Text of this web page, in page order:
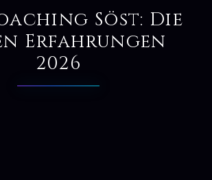
Söst: Die
Erfahrungen
2026